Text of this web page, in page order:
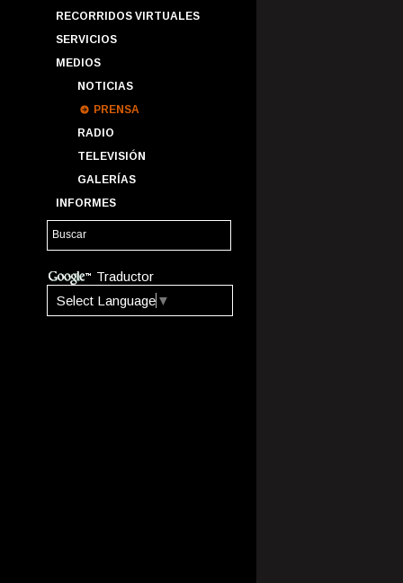
RECORRIDOS VIRTUALES
SERVICIOS
MEDIOS
NOTICIAS
PRENSA
RADIO
TELEVISIÓN
GALERÍAS
INFORMES
Traductor
Select Language ▼